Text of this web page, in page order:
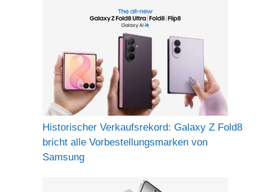
Historischer Verkaufsrekord: Galaxy Z Fold8
bricht alle Vorbestellungsmarken von
Samsung